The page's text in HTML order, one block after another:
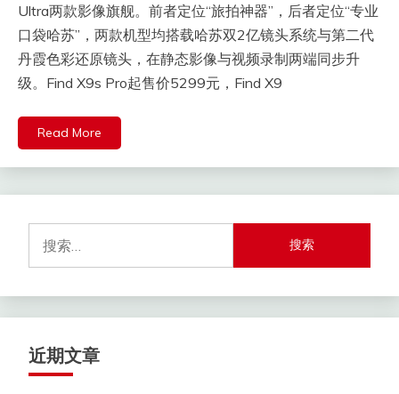
Ultra两款影像旗舰。前者定位“旅拍神器”，后者定位“专业
口袋哈苏”，两款机型均搭载哈苏双2亿镜头系统与第二代
丹霞色彩还原镜头，在静态影像与视频录制两端同步升
级。Find X9s Pro起售价5299元，Find X9
Read More
索：
近期文章